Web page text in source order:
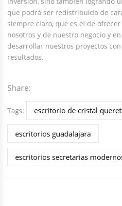
que podrá ser redistribuida de
siempre claro, que es el de
nosotros y de nuestro negocio y
desarrollar nuestros proyectos
resultados.
Share:
Tags: escritorio de cristal
escritorios guadalajara
escritorios secretarias